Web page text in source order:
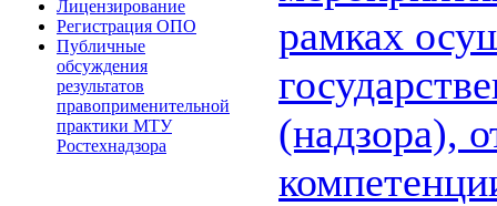
Лицензирование
Регистрация ОПО
Публичные
обсуждения
результатов
правоприменительной
практики МТУ
Ростехнадзора
рамках
(надзора),